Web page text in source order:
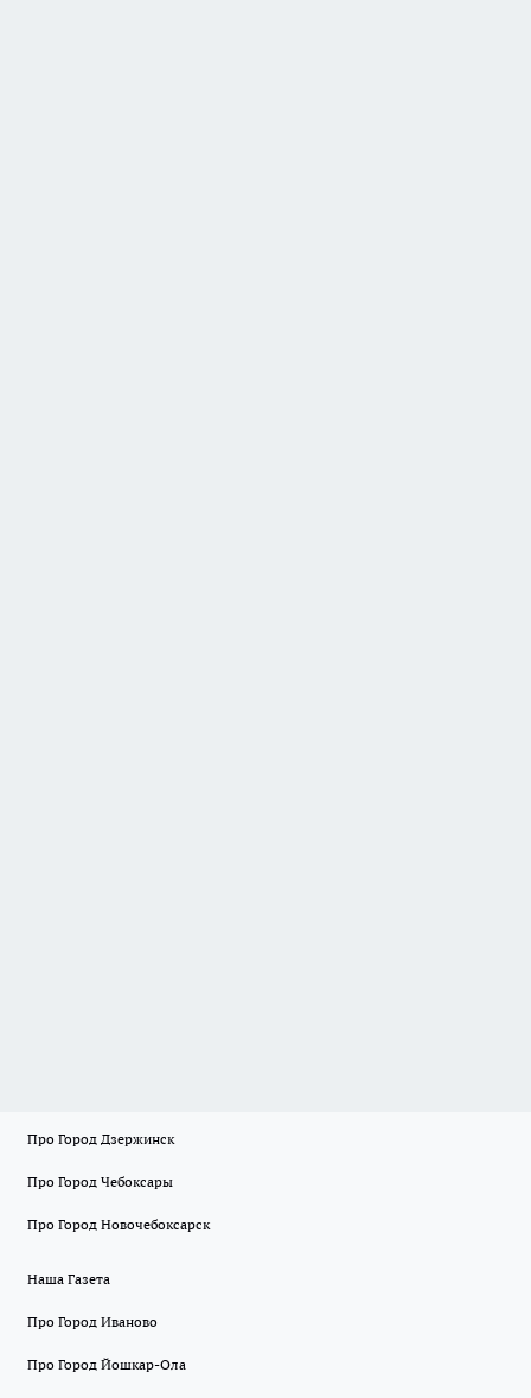
Про Город Дзержинск
Про Город Чебоксары
Про Город Новочебоксарск
Наша Газета
Про Город Иваново
Про Город Йошкар-Ола